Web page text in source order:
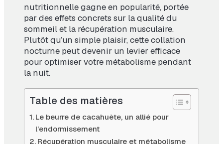
nutritionnelle gagne en popularité, portée
par des effets concrets sur la qualité du
sommeil et la récupération musculaire.
Plutôt qu’un simple plaisir, cette collation
nocturne peut devenir un levier efficace
pour optimiser votre métabolisme pendant
la nuit.
Table des matières
Le beurre de cacahuète, un allié pour
l’endormissement
Récupération musculaire et métabolisme